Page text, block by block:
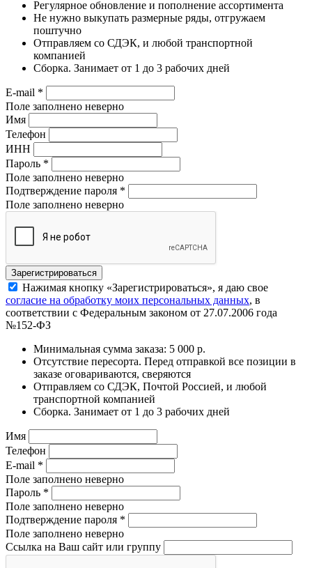
Регулярное обновление и пополнение ассортимента
Не нужно выкупать размерные ряды, отгружаем
поштучно
Отправляем со СДЭК, и любой транспортной
компанией
Сборка. Занимает от 1 до 3 рабочих дней
E-mail *
Поле заполнено неверно
Имя
Телефон
ИНН
Пароль *
Поле заполнено неверно
Подтверждение пароля *
Поле заполнено неверно
Нажимая кнопку «Зарегистрироваться», я даю свое
согласие на обработку моих персональных данных, в
соответствии с Федеральным законом от 27.07.2006 года
№152-ФЗ
Минимальная сумма заказа: 5 000 р.
Отсутствие пересорта. Перед отправкой все позиции в
заказе оговариваются, сверяются
Отправляем со СДЭК, Почтой Россией, и любой
транспортной компанией
Сборка. Занимает от 1 до 3 рабочих дней
Имя
Телефон
E-mail *
Поле заполнено неверно
Пароль *
Поле заполнено неверно
Подтверждение пароля *
Поле заполнено неверно
Ссылка на Ваш сайт или группу